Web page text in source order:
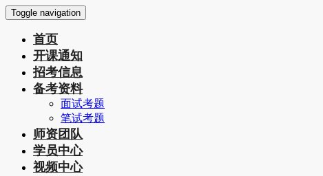
Toggle navigation
首页
开课通知
招考信息
备考资料
面试考题
笔试考题
师资团队
学员中心
视频中心